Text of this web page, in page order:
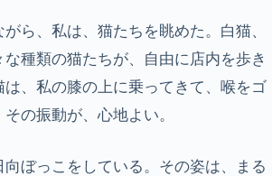
ら、私は、猫たちを眺めた。白猫、
種類の猫たちが、自由に店内を歩き
は、私の膝の上に乗ってきて、喉をゴ
の振動が、心地よい。
向ぼっこをしている。その姿は、まる